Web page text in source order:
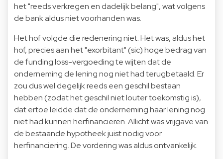
het "reeds verkregen en dadelijk belang", wat volgens
de bank aldus niet voorhanden was.
Het hof volgde die redenering niet. Het was, aldus het
hof, precies aan het "exorbitant" (sic) hoge bedrag van
de funding loss-vergoeding te wijten dat de
onderneming de lening nog niet had terugbetaald. Er
zou dus wel degelijk reeds een geschil bestaan
hebben (zodat het geschil niet louter toekomstig is),
dat ertoe leidde dat de onderneming haar lening nog
niet had kunnen herfinancieren. Allicht was vrijgave van
de bestaande hypotheek juist nodig voor
herfinanciering. De vordering was aldus ontvankelijk.